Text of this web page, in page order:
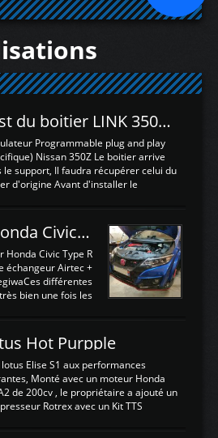
Test du boitier LINK 350Z Plugin ECU
Programmable plug and play
Nissan 350Z Le boitier arrive
le support, Il faudra récupérer celui du
d'origine Avant d'installer le
l'information de la large bande
le boitier. sydney sweeney deepfake
0-5V de l'afr sera connectée sur
AN Volt 8 et GndAN pour
et Volt car l'information est une
(Pas une résistance variable d'un
de brancher le ...
Préparation Honda Civic Type R FK2
Honda Civic Type R
échangeur Airtec +
différentes
bien une fois les
plastique inferieur,
la structure ou le
du fond plat. Une
2 est faite sur le
Une alternative
sur Hondata
et 400Nn , Une fois
Hot Purpple
Elise S1 aux performances
Monté avec un moteur Honda
de 200cv , le propriétaire a ajouté un
Rotrex avec un Kit TTS